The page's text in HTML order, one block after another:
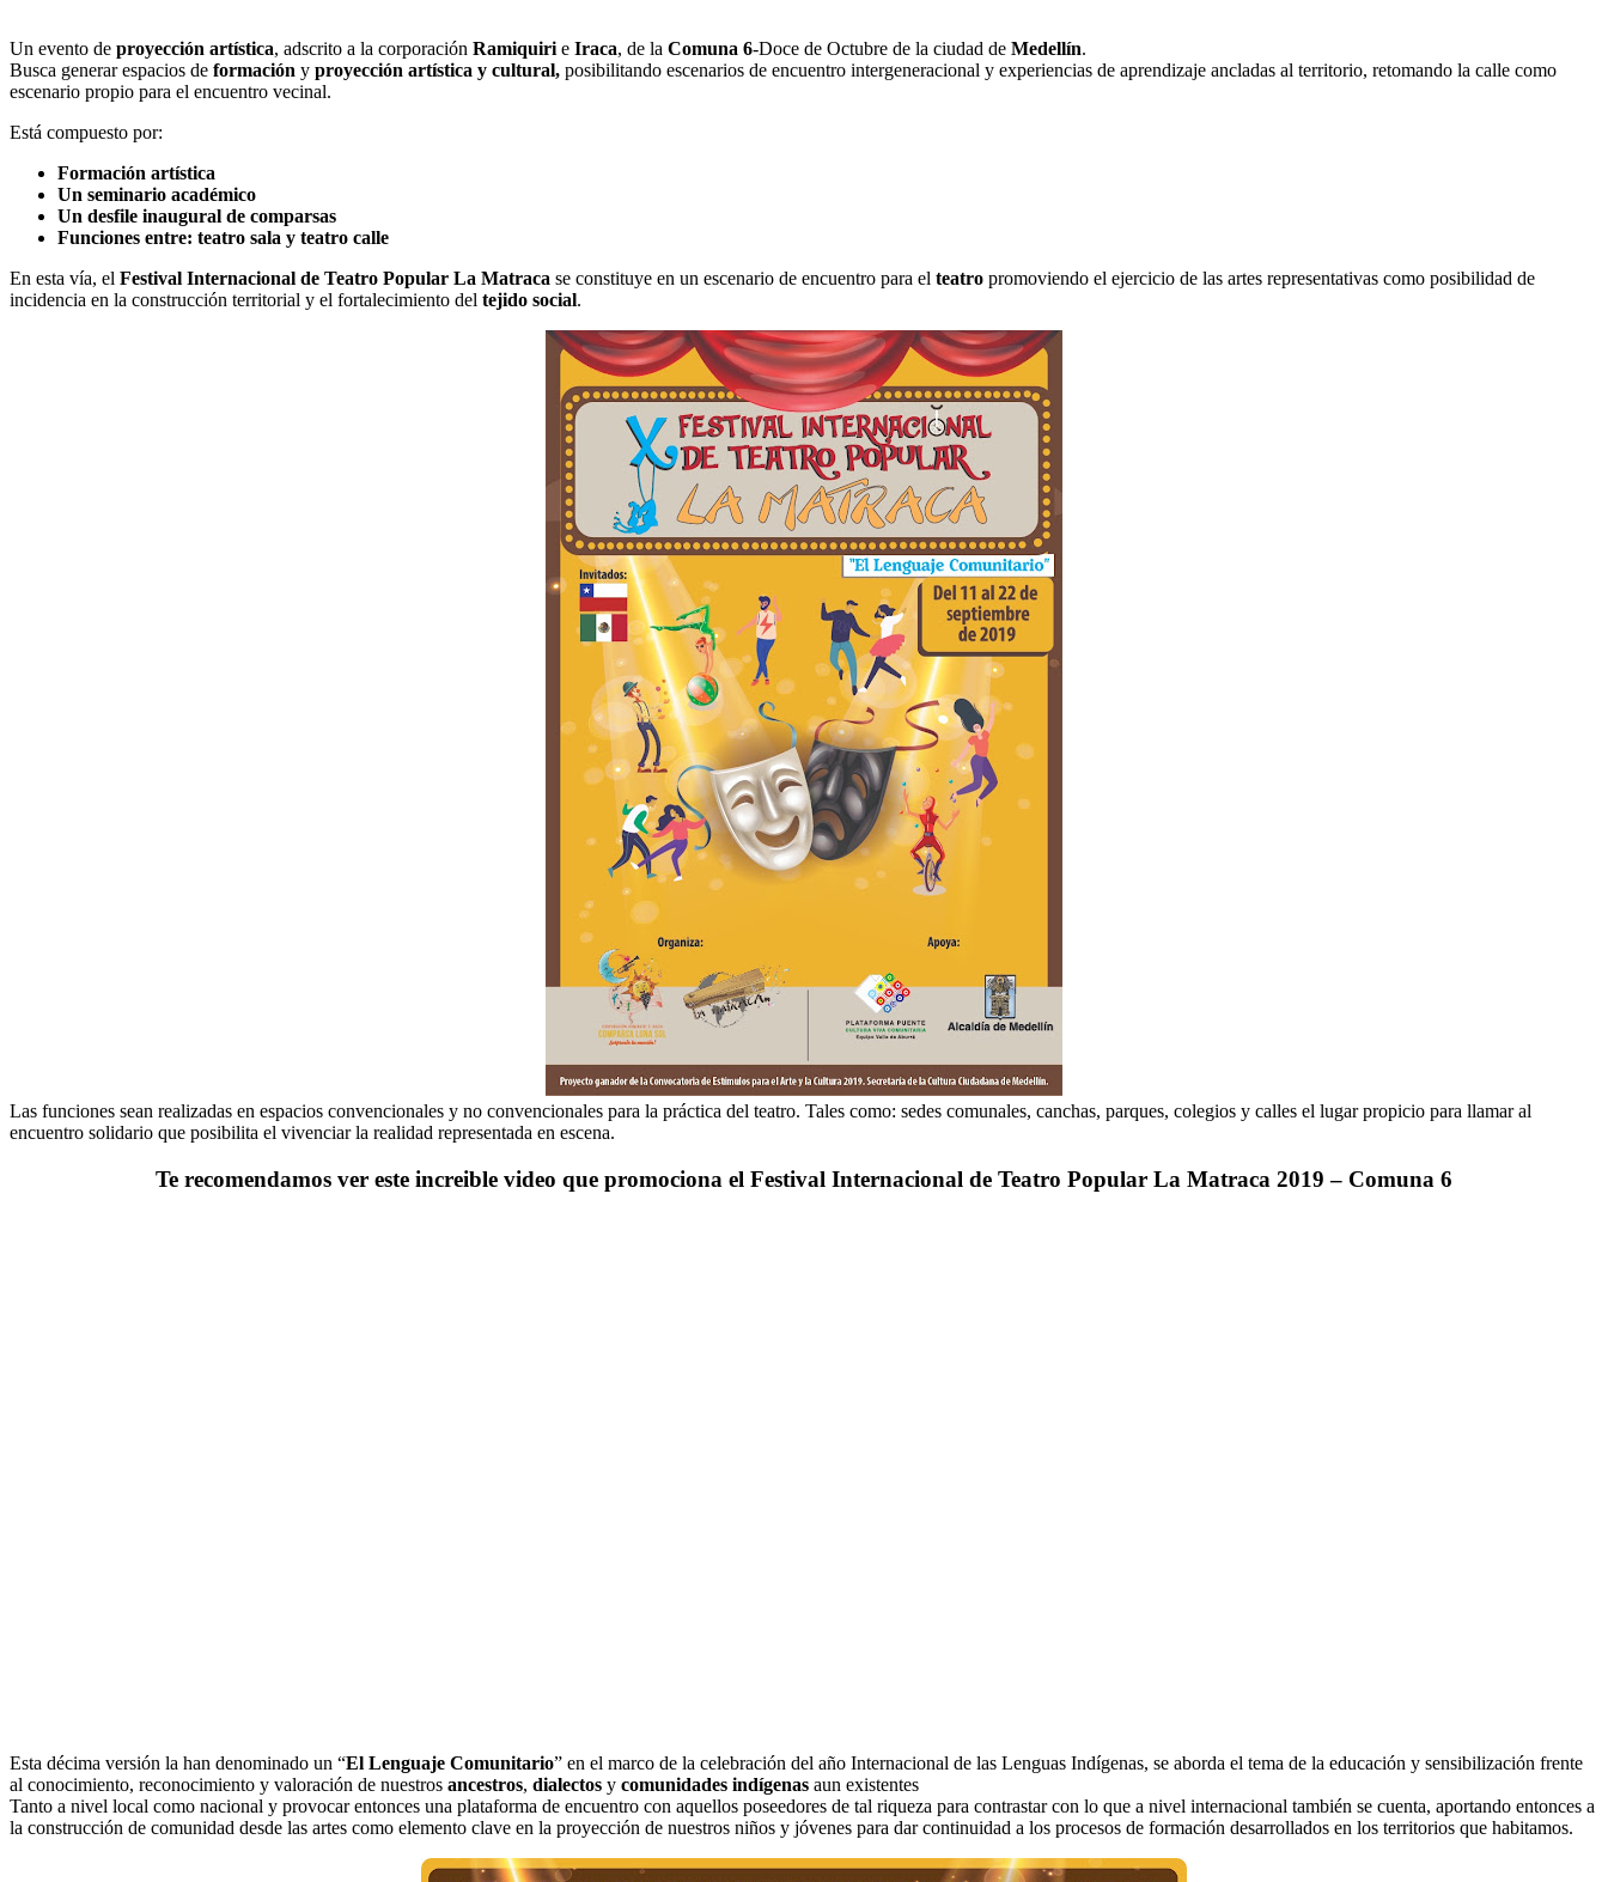
Un evento de proyección artística, adscrito a la corporación Ramiquiri e Iraca, de la Comuna 6-Doce de Octubre de la ciudad de Medellín.
Busca generar espacios de formación y proyección artística y cultural, posibilitando escenarios de encuentro intergeneracional y experiencias de aprendizaje ancladas al territorio, retomando la calle como
escenario propio para el encuentro vecinal.
Está compuesto por:
Formación artística
Un seminario académico
Un desfile inaugural de comparsas
Funciones entre: teatro sala y teatro calle
En esta vía, el Festival Internacional de Teatro Popular La Matraca se constituye en un escenario de encuentro para el teatro promoviendo el ejercicio de las artes representativas como posibilidad de
incidencia en la construcción territorial y el fortalecimiento del tejido social.
Las funciones sean realizadas en espacios convencionales y no convencionales para la práctica del teatro. Tales como: sedes comunales, canchas, parques, colegios y calles el lugar propicio para llamar al
encuentro solidario que posibilita el vivenciar la realidad representada en escena.
Te recomendamos ver este increible video que promociona el Festival Internacional de Teatro Popular La Matraca 2019 – Comuna 6
Esta décima versión la han denominado un “El Lenguaje Comunitario” en el marco de la celebración del año Internacional de las Lenguas Indígenas, se aborda el tema de la educación y sensibilización frente
al conocimiento, reconocimiento y valoración de nuestros ancestros, dialectos y comunidades indígenas aun existentes
Tanto a nivel local como nacional y provocar entonces una plataforma de encuentro con aquellos poseedores de tal riqueza para contrastar con lo que a nivel internacional también se cuenta, aportando entonces a
la construcción de comunidad desde las artes como elemento clave en la proyección de nuestros niños y jóvenes para dar continuidad a los procesos de formación desarrollados en los territorios que habitamos.